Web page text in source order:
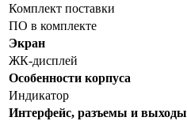
Комплект поставки
ПО в комплекте
Экран
ЖК-дисплей
Особенности корпуса
Индикатор
Интерфейс, разъемы и выходы